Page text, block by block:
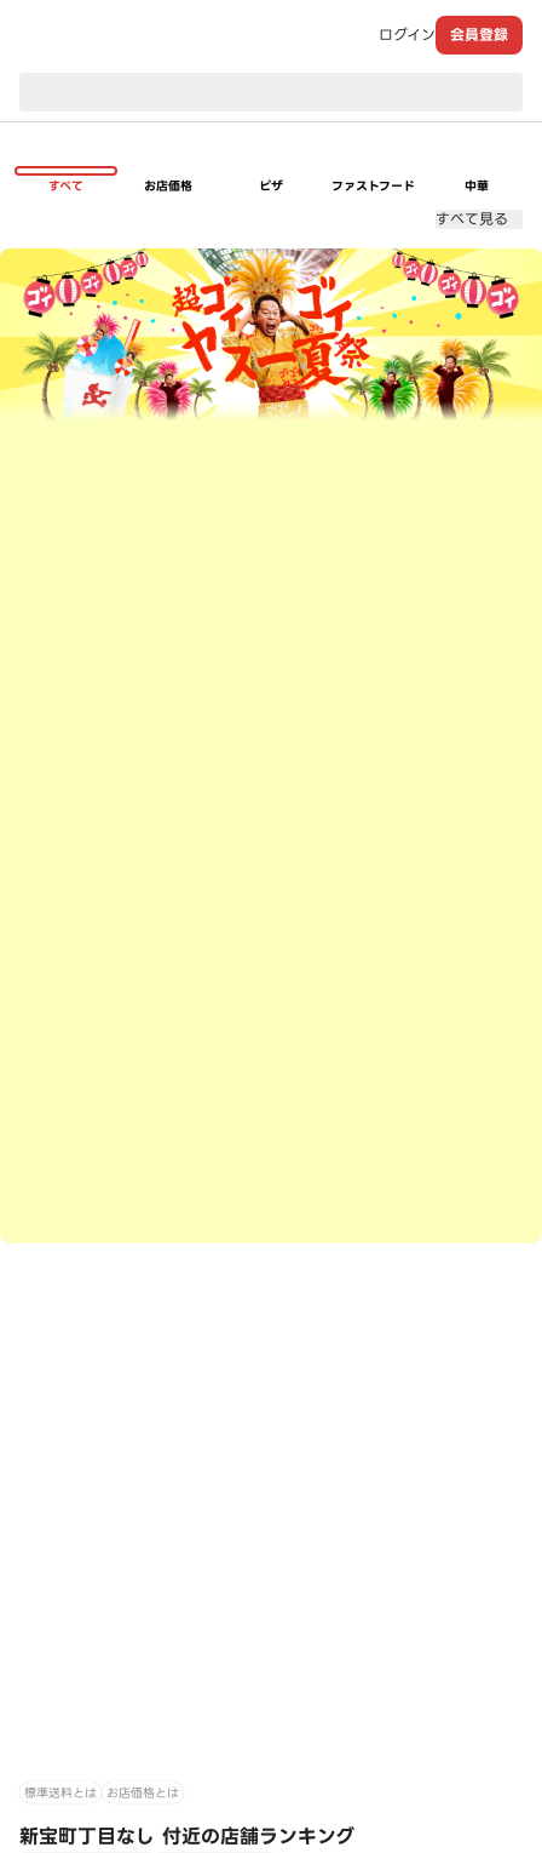
ログイン 会員登録
すべて お店価格 ピザ ファストフード 中華
すべて見る
超ゴイゴイヤスー夏祭
標準送料とは お店価格とは
新宝町丁目なし 付近の店舗ランキング